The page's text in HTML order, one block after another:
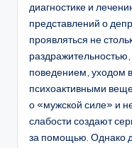
диагностике и
представлений о
проявляться не
поведением, уходом
психоактивными
о «мужской силе» и
слабости создают
за помощью. Однако